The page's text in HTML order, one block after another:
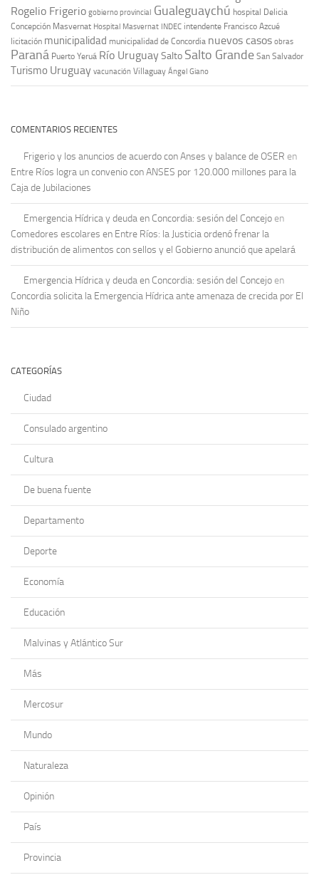
Rogelio Frigerio gobierno provincial Gualeguaychú hospital Delicia
Concepción Masvernat Hospital Masvernat INDEC intendente Francisco Azcué
licitación municipalidad municipalidad de Concordia nuevos casos obras
Paraná Puerto Yeruá Río UruguaySalto Salto Grande San Salvador
Turismo Uruguay vacunación Villaguay Ángel Giano
COMENTARIOS RECIENTES
Frigerio y los anuncios de acuerdo con Anses y balance de OSER en
Entre Ríos logra un convenio con ANSES por 120.000 millones para la
Caja de Jubilaciones
Emergencia Hídrica y deuda en Concordia: sesión del Concejo en
Comedores escolares en Entre Ríos: la Justicia ordenó frenar la
distribución de alimentos con sellos y el Gobierno anunció que apelará
Emergencia Hídrica y deuda en Concordia: sesión del Concejo en
Concordia solicita la Emergencia Hídrica ante amenaza de crecida por El
Niño
CATEGORÍAS
Ciudad
Consulado argentino
Cultura
De buena fuente
Departamento
Deporte
Economía
Educación
Malvinas y Atlántico Sur
Más
Mercosur
Mundo
Naturaleza
Opinión
País
Provincia